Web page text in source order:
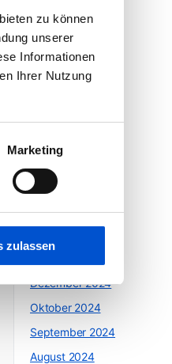
zu können
unserer
Informationen
Ihrer Nutzung
Marketing
zulassen
April 2026
März 2026
November 2025
Oktober 2025
Mai 2025
April 2025
März 2025
Dezember 2024
Oktober 2024
September 2024
August 2024